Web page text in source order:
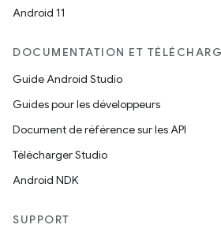
Android 11
DOCUMENTATION ET
Guide Android Studio
Guides pour les développeurs
Document de référence sur les API
Télécharger Studio
Android NDK
SUPPORT